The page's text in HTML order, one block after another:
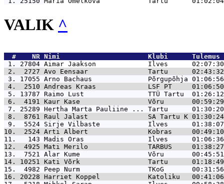
VALIK ^
  #    NR
Nimi                      Klubi
1. 27804 Aimar Jaakson             Ilves      02:07:30
2.  2727 Avo Eensaar               Tartu      02:43:32
3. 17055 Arno Bachaus              Põrgupõhja 01:06:56
4.  2510 Andreas Kraas             LSF PT     01:06:50
5. 13787 Raimo Lust                TTÜ Tartu  01:26:12
6.  4191 Kaur Kase                 Võru       00:59:29
7. 25289 Hertha Marta Pauliine ... Tartu      01:30:20
8.  8761 Raul Jalast               SA Tartu K 01:30:24
9.  5524 Sirje Vilbaste            Ilves      01:38:07
10.  2524 Arti Albert               Kobras     00:49:10
11.   143 Madis Oras                Ilves      01:06:36
12.  4925 Mati Merilo               TARBUS     01:38:27
13.  7521 Alar Kume                 Võru       00:45:51
14. 10251 Kati Võrk                 Tartu      01:18:49
15.  4982 Peep Nurm                 TKoG       00:31:56
16. 20228 Harriet Koppel            Katoliku   00:41:06